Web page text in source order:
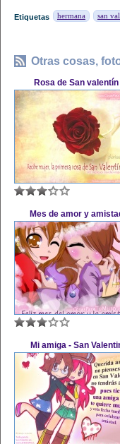
Etiquetas hermana san
Otras cosas,
Rosa de San valentín
Mes de amor y
Mi amiga - San